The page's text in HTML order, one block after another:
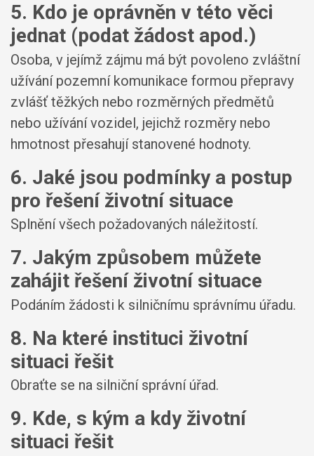
5. Kdo je oprávněn v této věci
jednat (podat žádost apod.)
Osoba, v jejímž zájmu má být povoleno zvláštní
užívání pozemní komunikace formou přepravy
zvlášť těžkých nebo rozměrných předmětů
nebo užívání vozidel, jejichž rozměry nebo
hmotnost přesahují stanovené hodnoty.
6. Jaké jsou podmínky a postup
pro řešení životní situace
Splnění všech požadovaných náležitostí.
7. Jakým způsobem můžete
zahájit řešení životní situace
Podáním žádosti k silničnímu správnímu úřadu.
8. Na které instituci životní
situaci řešit
Obraťte se na silniční správní úřad.
9. Kde, s kým a kdy životní
situaci řešit